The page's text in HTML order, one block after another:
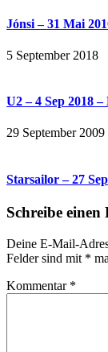
Jónsi – 31 Mai
5 September 2018
U2 – 4 Sep 2018 –
29 September 2009
Starsailor – 27
Schreibe
Deine E-Mail-
Felder sind mit *
Kommentar *